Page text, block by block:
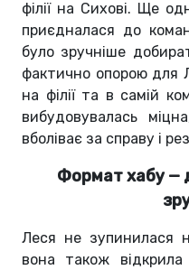
філії на Сихові. Ще
приєдналася до
було зручніше
фактично опорою для
на філії та в самій
вибудовувалась
вболіває за справу і
Формат хабу —
Леся не зупинилася
вона також